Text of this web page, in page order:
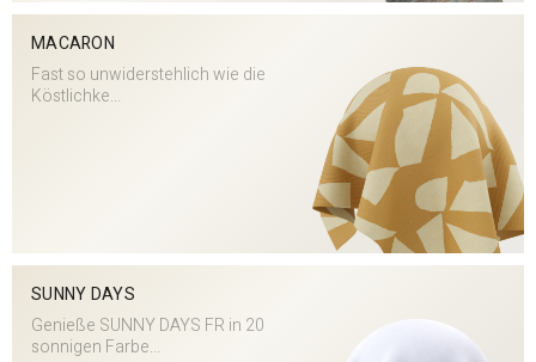
MACARON
Fast so unwiderstehlich wie die
Köstlichke...
SUNNY DAYS
Genieße SUNNY DAYS FR in 20
sonnigen Farbe...